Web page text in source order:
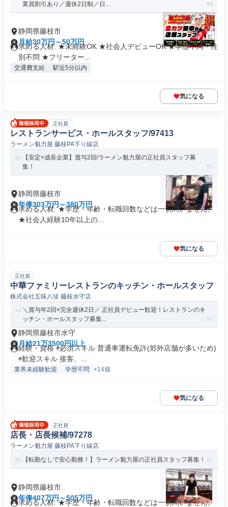
業員割引あり／週休2日制／日...
静岡県藤枝市
月給30万円～50万円
求める人材: ★未経験OK ★社会人デビューOK ★学歴不問・性
別不問 ★フリーター...
交通費支給 駅近5分以内
気になる
正社員
レストランサービス・ホールスタッフ/97413
ラーメン魁力屋 藤枝PA下り線店
【安定×成長企業】賞与2回/ラーメン魁力屋の正社員スタッフ募
集！
静岡県藤枝市
年俸303万円～380万円
求める人材: ★学歴・年齢・転職回数などは一切問いません。
★社会人経験10年以上の...
気になる
正社員
中華ファミリーレストランのキッチン・ホールスタッフ
株式会社五味八珍 藤枝水守店
＼賞与年2回×完全週休2日／ 正社員デビュー歓迎！レストランのキ
ッチン・ホールスタッフ募集...
静岡県藤枝市水守
月給21万3500円以上
経験・資格 ◉必須スキル 普通車運転免許(郊外店舗が多いため)
◉歓迎スキル 接客、...
業界未経験歓迎 学歴不問 +14個
気になる
正社員
店長・店長候補/97278
ラーメン魁力屋 藤枝PA下り線店
【転勤なしで安心勤務！】ラーメン魁力屋の正社員スタッフ募集！
静岡県藤枝市
年俸407万円～505万円
求める人材: ★学歴・年齢・転職回数などは一切問いません。